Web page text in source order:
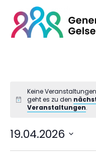
Keine
geht es zu den
Veranstaltungen.
19.04.2026
wählen.